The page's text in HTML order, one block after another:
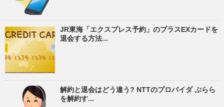
JR東海「エクスプレス予約」のプラスEXカードを
退会する方法...
解約と退会はどう違う? NTTのプロバイダ ぷらら
を解約す...